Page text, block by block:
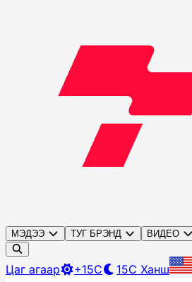
МЭДЭЭ ТУГ БРЭНД ВИДЕО
Цаг агаар +15C 15C Ханш